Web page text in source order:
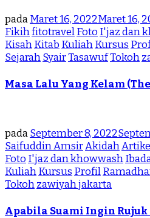
padaMaret 16, 2022Maret 16,
FikihfitotravelFoto I'jaz dan
KisahKitab KuliahKursus
SejarahSyairTasawufTokoh
Masa Lalu Yang Kelam
padaSeptember 8, 2022
Saifuddin AmsirAkidah
Foto I'jaz dan khowwash
KuliahKursus Profil
Tokohzawiyah jakarta
Apabila Suami Ingin